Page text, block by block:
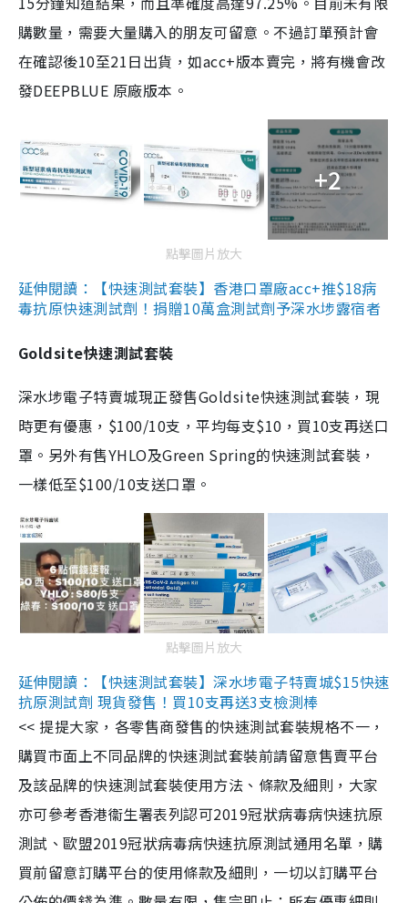
購數量，需要大量購入的朋友可留意。不過訂單預計會
在確認後10至21日出貨，如acc+版本賣完，將有機會改
發DEEPBLUE 原廠版本。
+2
點擊圖片放大
延伸閱讀：【快速測試套裝】香港口罩廠acc+推$18病
毒抗原快速測試劑！捐贈10萬盒測試劑予深水埗露宿者
Goldsite快速測試套裝
深水埗電子特賣城現正發售Goldsite快速測試套裝，現
時更有優惠，$100/10支，平均每支$10，買10支再送口
罩。另外有售YHLO及Green Spring的快速測試套裝，
一樣低至$100/10支送口罩。
點擊圖片放大
延伸閱讀：【快速測試套裝】深水埗電子特賣城$15快速
抗原測試劑 現貨發售！買10支再送3支檢測棒
<< 提提大家，各零售商發售的快速測試套裝規格不一，
購買市面上不同品牌的快速測試套裝前請留意售賣平台
及該品牌的快速測試套裝使用方法、條款及細則，大家
亦可參考香港衞生署表列認可2019冠狀病毒病快速抗原
測試、歐盟2019冠狀病毒病快速抗原測試通用名單，購
買前留意訂購平台的使用條款及細則，一切以訂購平台